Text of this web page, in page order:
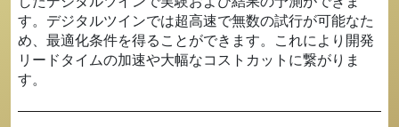
す。デジタルツインでは超高速で無数の試行が可能なた
め、最適化条件を得ることができます。これにより開発
リードタイムの加速や大幅なコストカットに繋がりま
す。